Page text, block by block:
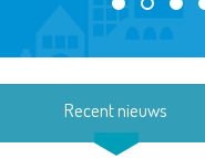
Recent nieuws